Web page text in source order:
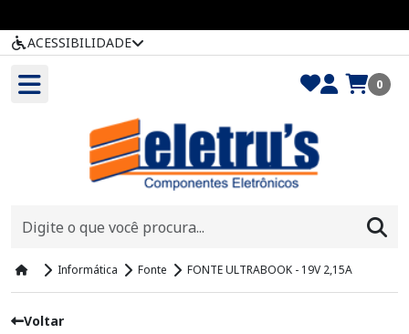
ACESSIBILIDADE
0
Informática Fonte FONTE ULTRABOOK - 19V 2,15A
Voltar